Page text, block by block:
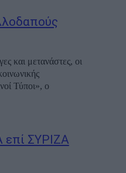
μετανάστες, οι
επί ΣΥΡΙΖΑ